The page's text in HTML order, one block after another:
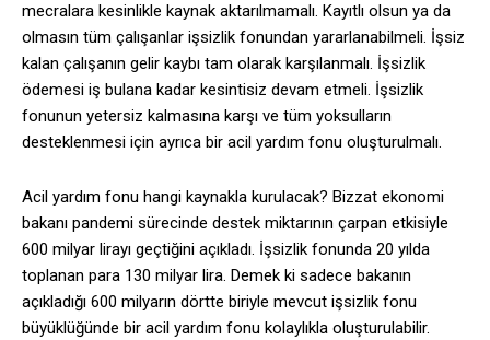
mecralara kesinlikle kaynak aktarılmamalı. Kayıtlı olsun ya da
olmasın tüm çalışanlar işsizlik fonundan yararlanabilmeli. İşsiz
kalan çalışanın gelir kaybı tam olarak karşılanmalı. İşsizlik
ödemesi iş bulana kadar kesintisiz devam etmeli. İşsizlik
fonunun yetersiz kalmasına karşı ve tüm yoksulların
desteklenmesi için ayrıca bir acil yardım fonu oluşturulmalı.
Acil yardım fonu hangi kaynakla kurulacak? Bizzat ekonomi
bakanı pandemi sürecinde destek miktarının çarpan etkisiyle
600 milyar lirayı geçtiğini açıkladı. İşsizlik fonunda 20 yılda
toplanan para 130 milyar lira. Demek ki sadece bakanın
açıkladığı 600 milyarın dörtte biriyle mevcut işsizlik fonu
büyüklüğünde bir acil yardım fonu kolaylıkla oluşturulabilir.